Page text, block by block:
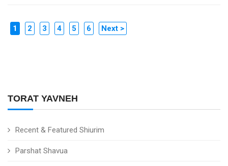
TORAT YAVNEH
Recent & Featured Shiurim
Parshat Shavua
1 2 3 4 5 6 Next >